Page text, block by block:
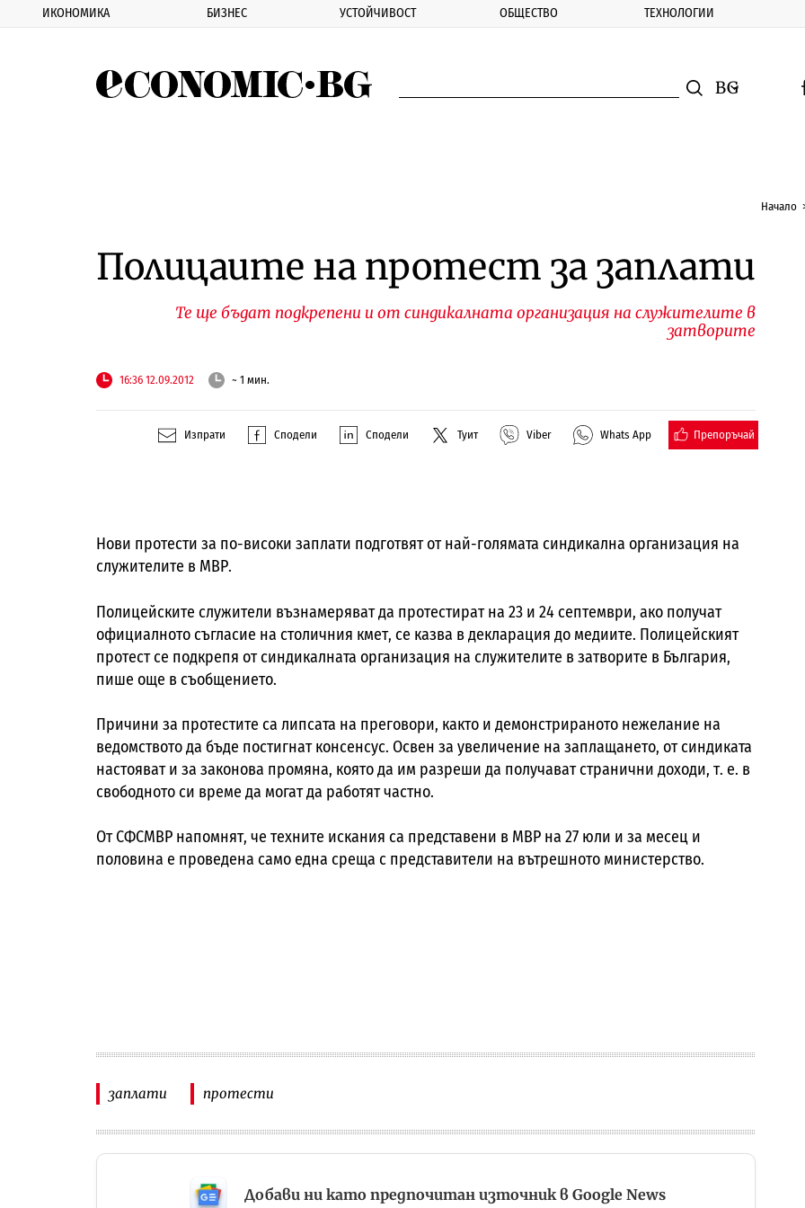
ИКОНОМИКА БИЗНЕС УСТОЙЧИВОСТ ОБЩЕСТВО ТЕХНОЛОГИИ
Смяна на
Начало
Полицаите на протест за заплати
Те ще бъдат подкрепени и от синдикалната организация на служителите в
затворите
16:36 12.09.2012 ~ 1 мин.
Изпрати Сподели Сподели Туит Viber Whats App Препоръчай
Нови протести за по-високи заплати подготвят от най-голямата синдикална организация на
служителите в МВР.
Полицейските служители възнамеряват да протестират на 23 и 24 септември, ако получат
официалното съгласие на столичния кмет, се казва в декларация до медиите. Полицейският
протест се подкрепя от синдикалната организация на служителите в затворите в България,
пише още в съобщението.
Причини за протестите са липсата на преговори, както и демонстрираното нежелание на
ведомството да бъде постигнат консенсус. Освен за увеличение на заплащането, от синдиката
настояват и за законова промяна, която да им разреши да получават странични доходи, т. е. в
свободното си време да могат да работят частно.
От СФСМВР напомнят, че техните искания са представени в МВР на 27 юли и за месец и
половина е проведена само една среща с представители на вътрешното министерство.
заплати протести
Добави ни като предпочитан източник в Google News